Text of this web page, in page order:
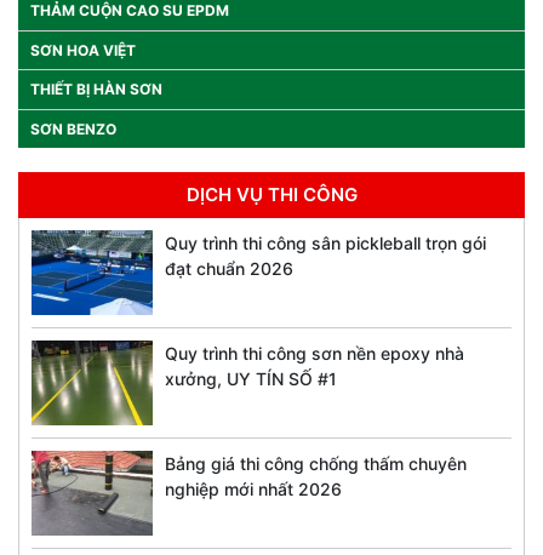
THẢM CUỘN CAO SU EPDM
SƠN HOA VIỆT
THIẾT BỊ HÀN SƠN
SƠN BENZO
DỊCH VỤ THI CÔNG
Quy trình thi công sân pickleball trọn gói
đạt chuẩn 2026
Quy trình thi công sơn nền epoxy nhà
xưởng, UY TÍN SỐ #1
Bảng giá thi công chống thấm chuyên
nghiệp mới nhất 2026